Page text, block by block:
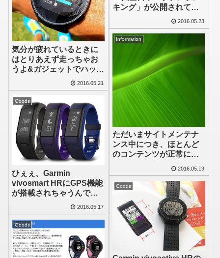
キング」が公開されてい
2016.05.23
気分が疲れているときに
はとりあえず走っちゃお
うよ&ガジェットでハッピ
2016.05.21
Information
ただいまサイトメンテナ
ンス中につき、ほとんど
のコンテンツが正常に動
2016.05.19
Goods
ひぇぇ、Garmin
vivosmart HRにGPS機能
が搭載されちゃうんです
か、その名はvivosmart
HR+
2016.05.17
Goods
Goods